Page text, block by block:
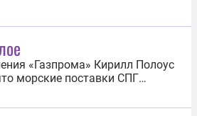
«Газпрома» Кирилл Полоус
морские поставки СПГ
маршрутам в
сказывается на ценах.